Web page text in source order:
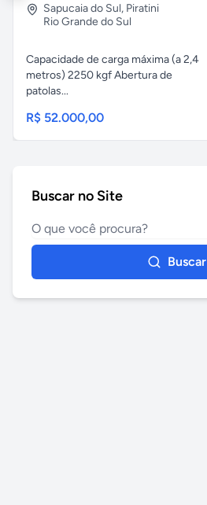
Sapucaia do Sul, Piratini
Rio Grande do Sul
Capacidade de carga máxima (a 2,4
metros) 2250 kgf Abertura de
patolas...
R$ 52.000,00
Buscar no Site
Buscar